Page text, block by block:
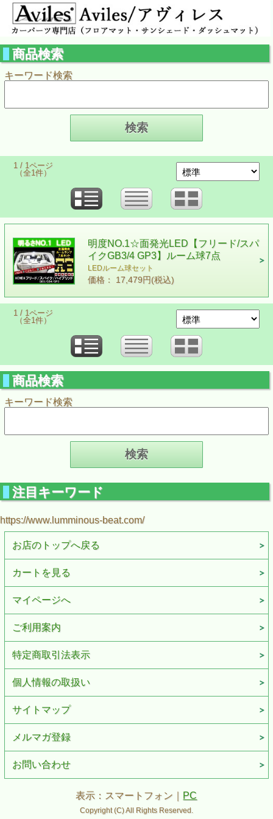
商品検索
キーワード検索
1 / 1ページ
（全1件）
明度NO.1☆面発光LED【フリード/スパ
イクGB3/4 GP3】ルーム球7点
LEDルーム球セット
価格： 17,479円(税込)
1 / 1ページ
（全1件）
商品検索
キーワード検索
注目キーワード
https://www.lumminous-beat.com/
お店のトップへ戻る
カートを見る
マイページへ
ご利用案内
特定商取引法表示
個人情報の取扱い
サイトマップ
メルマガ登録
お問い合わせ
表示：スマートフォン｜ PC
Copyright (C) All Rights Reserved.